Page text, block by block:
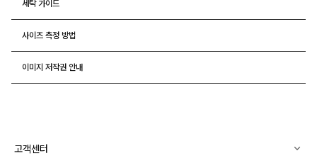
세탁 가이드
사이즈 측정 방법
이미지 저작권 안내
고객센터